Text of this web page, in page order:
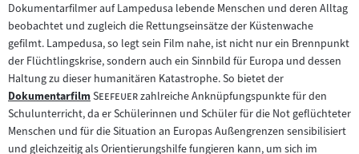
Dokumentarfilmer auf Lampedusa lebende Menschen und deren Alltag
beobachtet und zugleich die Rettungseinsätze der Küstenwache
gefilmt. Lampedusa, so legt sein Film nahe, ist nicht nur ein Brennpunkt
der Flüchtlingskrise, sondern auch ein Sinnbild für Europa und dessen
Haltung zu dieser humanitären Katastrophe. So bietet der
Zum
Inhalt:
Dokumentarfilm"
Seefeuer"zahlreiche Anknüpfungspunkte für den
Schulunterricht, da er Schülerinnen und Schüler für die Not geflüchteter
Menschen und für die Situation an Europas Außengrenzen sensibilisiert
und gleichzeitig als Orientierungshilfe fungieren kann, um sich im